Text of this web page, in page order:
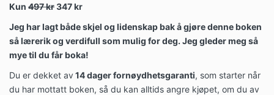
Kun 497 kr347 kr
Jeg har lagt både skjel og lidenskap bak å gjøre denne boken
så lærerik og verdifull som mulig for deg. Jeg gleder meg så
mye til du får boka!
Du er dekket av14 dager fornøydhetsgaranti, som starter når
du har mottatt boken, så du kan alltids angre kjøpet, om du av